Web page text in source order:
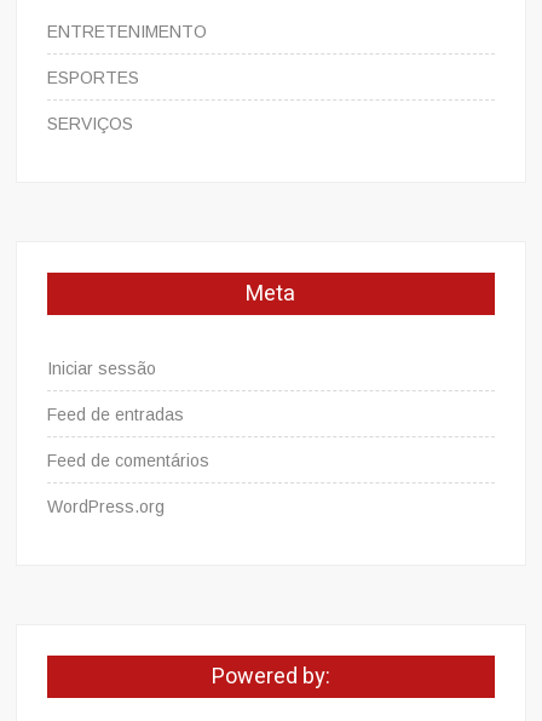
ENTRETENIMENTO
ESPORTES
SERVIÇOS
Meta
Iniciar sessão
Feed de entradas
Feed de comentários
WordPress.org
Powered by: